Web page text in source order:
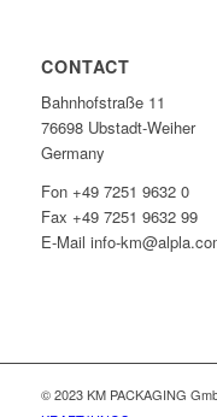
CONTACT
Bahnhofstraße 11
76698 Ubstadt-Weiher
Germany
Fon +49 7251 9632 0
Fax +49 7251 9632 99
E-Mail info-
© 2023 KM PACKAGING